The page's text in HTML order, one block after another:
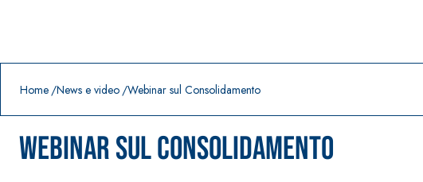
Home News e video Webinar sul Consolidamento
Webinar sul Consolidamento
Prodotti in primo piano